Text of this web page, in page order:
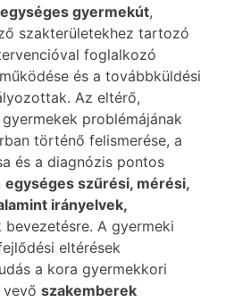
egységes gyermekút,
szakterületekhez tartozó
foglalkozó
és a továbbküldési
Az eltérő,
problémájának
történő felismerése, a
és a diagnózis pontos
egységes szűrési, mérési,
irányelvek,
bevezetésre. A gyermeki
eltérések
a kora gyermekkori
szakemberek